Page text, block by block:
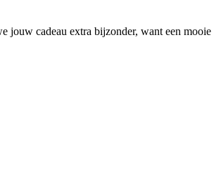
jouw cadeau extra bijzonder, want een mooie